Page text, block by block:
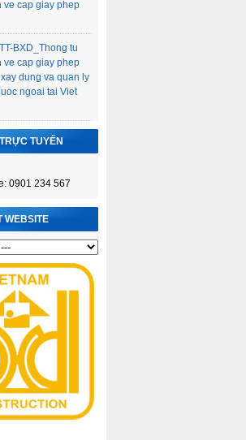
ve cap giay phep
BXD_Thong tu
ve cap giay phep
dung va quan ly
ngoai tai Viet
TUYẾN
0901 234 567
WEBSITE